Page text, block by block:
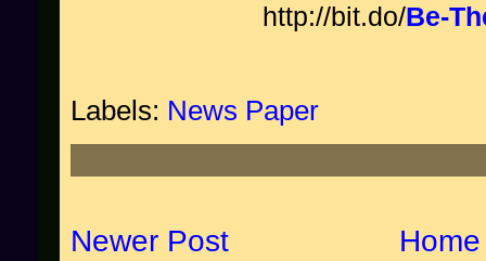
http://bit.do/Be-
Labels: News Paper
Newer Post Home